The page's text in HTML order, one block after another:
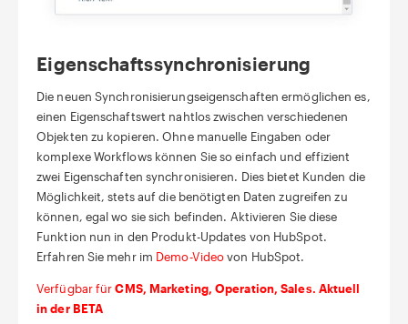
Eigenschaftssynchronisierung
Die neuen Synchronisierungseigenschaften ermöglichen es,
einen Eigenschaftswert nahtlos zwischen verschiedenen
Objekten zu kopieren. Ohne manuelle Eingaben oder
komplexe Workflows können Sie so einfach und effizient
zwei Eigenschaften synchronisieren. Dies bietet Kunden die
Möglichkeit, stets auf die benötigten Daten zugreifen zu
können, egal wo sie sich befinden. Aktivieren Sie diese
Funktion nun in den Produkt-Updates von HubSpot.
Erfahren Sie mehr im Demo-Videovon HubSpot.
Verfügbar fürCMS, Marketing, Operation, Sales. Aktuell
in der BETA